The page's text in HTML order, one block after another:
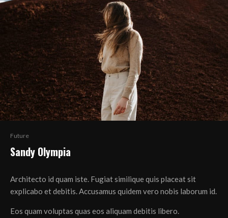
Future
Sandy Olympia
Architecto id quam iste. Fugiat similique quis placeat sit
explicabo et debitis. Accusamus quidem vero nobis laborum id.
Eos quam voluptas quas eos aliquam debitis libero.